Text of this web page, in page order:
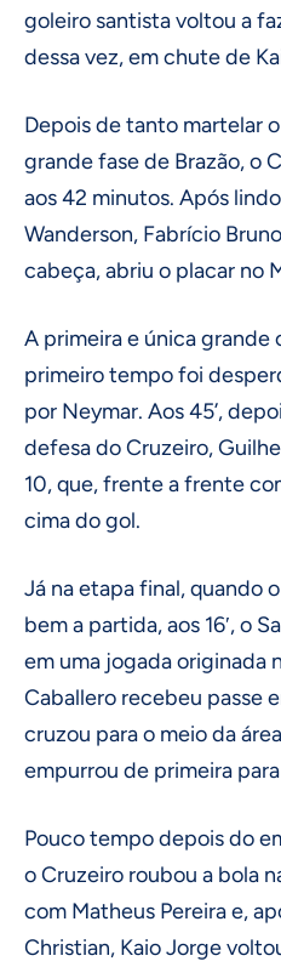
goleiro santista voltou a
dessa vez, em chute de
Depois de tanto martelar
grande fase de Brazão, o
aos 42 minutos. Após
Wanderson, Fabrício
cabeça, abriu o placar no
A primeira e única grande
primeiro tempo foi
por Neymar. Aos 45’,
defesa do Cruzeiro,
10, que, frente a frente
cima do gol.
Já na etapa final, quando
bem a partida, aos 16′, o
em uma jogada originada
Caballero recebeu passe
cruzou para o meio da
empurrou de primeira
Pouco tempo depois do
o Cruzeiro roubou a bola
com Matheus Pereira e,
Christian, Kaio Jorge